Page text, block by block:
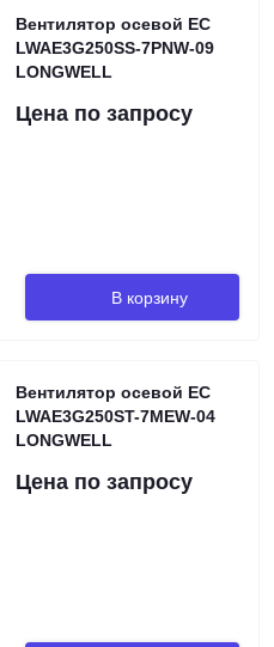
Вентилятор осевой EC
LWAE3G250SS-7PNW-09
LONGWELL
Цена по запросу
В корзину
Вентилятор осевой EC
LWAE3G250ST-7MEW-04
LONGWELL
Цена по запросу